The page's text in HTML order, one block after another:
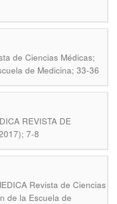
de Ciencias Médicas;
de Medicina; 33-36
REVISTA DE
7-8
Revista de Ciencias
de la Escuela de